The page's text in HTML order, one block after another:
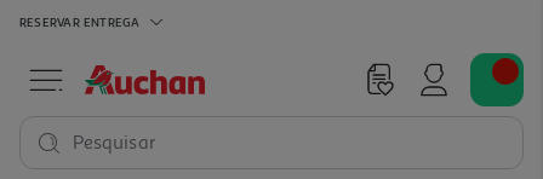
RESERVAR ENTREGA
Pesquisar